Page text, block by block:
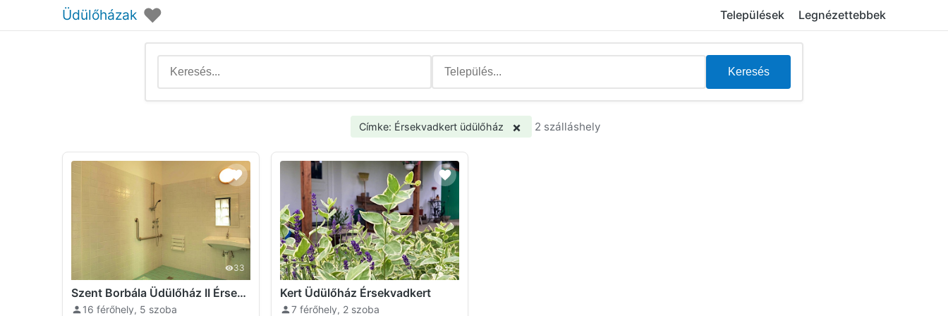
Üdülőházak ♥ Települések Legnézettebbek
Keresés
Címke: Érsekvadkert üdülőház × 2 szálláshely
33
Szent Borbála Üdülőház II Érsekvadkert
16 férőhely, 5 szoba
32
Kert Üdülőház Érsekvadkert
7 férőhely, 2 szoba